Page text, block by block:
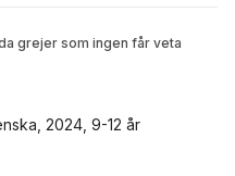
grejer som ingen får veta
2024 9-12 år
Totalt antal röster: